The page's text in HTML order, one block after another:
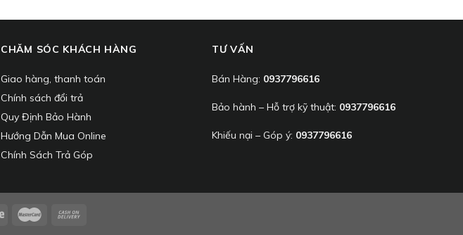
CHĂM SÓC KHÁCH HÀNG
Giao hàng, thanh toán
Chính sách đổi trả
Quy Định Bảo Hành
Hướng Dẫn Mua Online
Chính Sách Trả Góp
TƯ VẤN
Bán Hàng: 0937796616
Bảo hành – Hỗ trợ kỹ thuật: 0937796616
Khiếu nại – Góp ý: 0937796616